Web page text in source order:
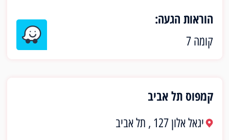
הוראות הגעה:
קומה 7
קמפוס תל אביב
יגאל אלון 127 , תל אביב